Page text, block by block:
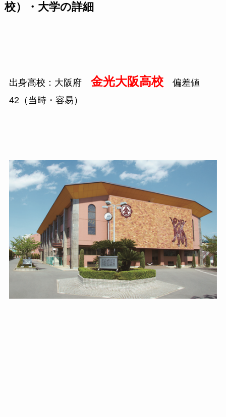
校）・大学の詳細
出身高校：大阪府 金光大阪高校偏差値
42 （当時・容易）